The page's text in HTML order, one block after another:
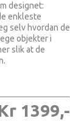
designet:
enkleste
selv hvordan de
objekter i
slik at de
1399,-